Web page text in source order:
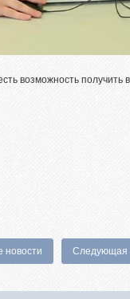
возможность
новости Следующая